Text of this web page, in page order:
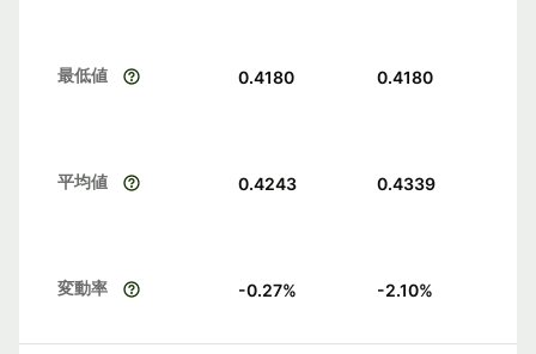
最低値 0.4180 0.4180
平均値 0.4243 0.4339
変動率 -0.27% -2.10%